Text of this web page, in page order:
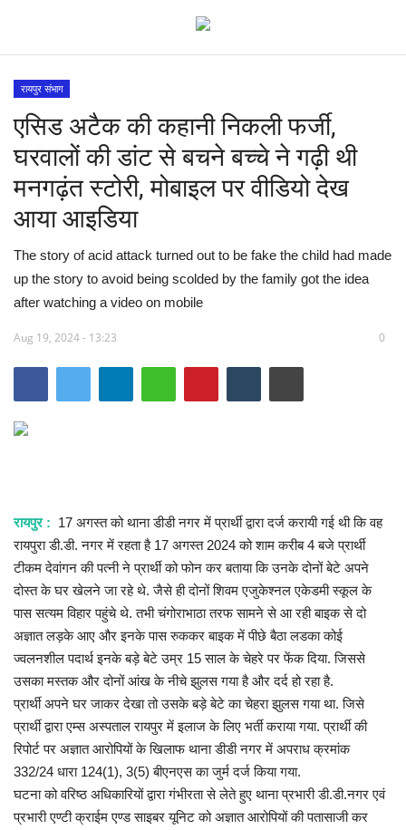
विश्व
देश
मध्य प्रदेश
विदेश
मुख्य समाचार
राष्ट्रीय
व्यापार
संपादकीय
रोजगार
मनोरंजन
राजनीति
मैगज़ीन की लेख
प्रमुख खबर
रायपुर संभाग
एसिड अटैक की कहानी निकली फर्जी,
घरवालों की डांट से बचने बच्चे ने गढ़ी थी
मनगढ़ंत स्टोरी, मोबाइल पर वीडियो देख
आया आइडिया
The story of acid attack turned out to be fake the child had made
up the story to avoid being scolded by the family got the idea
after watching a video on mobile
Aug 19, 2024 - 13:23 0
रायपुर : 17 अगस्त को थाना डीडी नगर में प्रार्थी द्वारा दर्ज करायी गई थी कि वह
रायपुरा डी.डी. नगर में रहता है 17 अगस्त 2024 को शाम करीब 4 बजे प्रार्थी
टीकम देवांगन की पत्नी ने प्रार्थी को फोन कर बताया कि उनके दोनों बेटे अपने
दोस्त के घर खेलने जा रहे थे. जैसे ही दोनों शिवम एजुकेश्नल एकेडमी स्कूल के
पास सत्यम विहार पहुंचे थे. तभी चंगोराभाठा तरफ सामने से आ रही बाइक से दो
अज्ञात लड़के आए और इनके पास रुककर बाइक में पीछे बैठा लडका कोई
ज्वलनशील पदार्थ इनके बड़े बेटे उम्र 15 साल के चेहरे पर फेंक दिया. जिससे
उसका मस्तक और दोनों आंख के नीचे झुलस गया है और दर्द हो रहा है.
प्रार्थी अपने घर जाकर देखा तो उसके बड़े बेटे का चेहरा झुलस गया था. जिसे
प्रार्थी द्वारा एम्स अस्पताल रायपुर में इलाज के लिए भर्ती कराया गया. प्रार्थी की
रिपोर्ट पर अज्ञात आरोपियों के खिलाफ थाना डीडी नगर में अपराध क्रमांक
332/24 धारा 124(1), 3(5) बीएनएस का जुर्म दर्ज किया गया.
घटना को वरिष्ठ अधिकारियों द्वारा गंभीरता से लेते हुए थाना प्रभारी डी.डी.नगर एवं
प्रभारी एण्टी क्राईम एण्ड साइबर यूनिट को अज्ञात आरोपियों की पतासाजी कर